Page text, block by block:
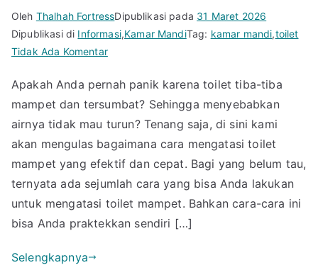
Oleh Thalhah FortressDipublikasi pada 31 Maret 2026
Dipublikasi di Informasi,Kamar MandiTag: kamar mandi,toilet
Tidak Ada Komentarpada
Cara
Mengatasi
Toilet
Mampet
yang
dan
Cepat
Apakah Anda pernah panik karena toilet tiba-tiba
mampet dan tersumbat? Sehingga menyebabkan
airnya tidak mau turun? Tenang saja, di sini kami
akan mengulas bagaimana cara mengatasi toilet
mampet yang efektif dan cepat. Bagi yang belum tau,
ternyata ada sejumlah cara yang bisa Anda lakukan
untuk mengatasi toilet mampet. Bahkan cara-cara ini
bisa Anda praktekkan sendiri […]
Selengkapnya